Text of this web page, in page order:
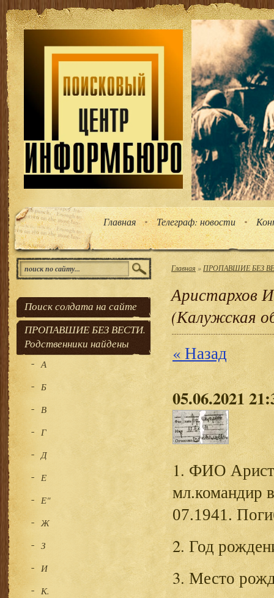
Главная Телеграф: новости
Главная » ПРОПАВШИЕ БЕЗ
Аристархов
(Калужская
« Назад
05.06.2021
1. ФИО
мл.командир
07.1941.
2. Год
3. Место
Поиск солдата на сайте
ПРОПАВШИЕ БЕЗ ВЕСТИ.
Родственники найдены
А
Б
В
Г
Д
Е
Е"
Ж
З
И
К.